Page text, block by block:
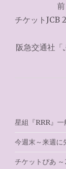
稿
ビ
ョ
ン
前
チケットJCB
阪急交通社「
星組『RRR』
今週末～来週に
チケットぴあ